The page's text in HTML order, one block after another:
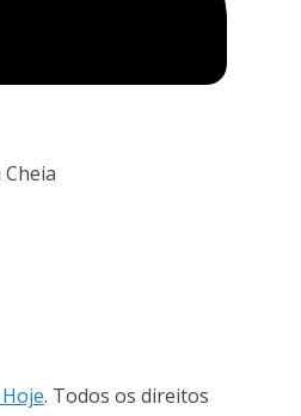
. Todos os direitos